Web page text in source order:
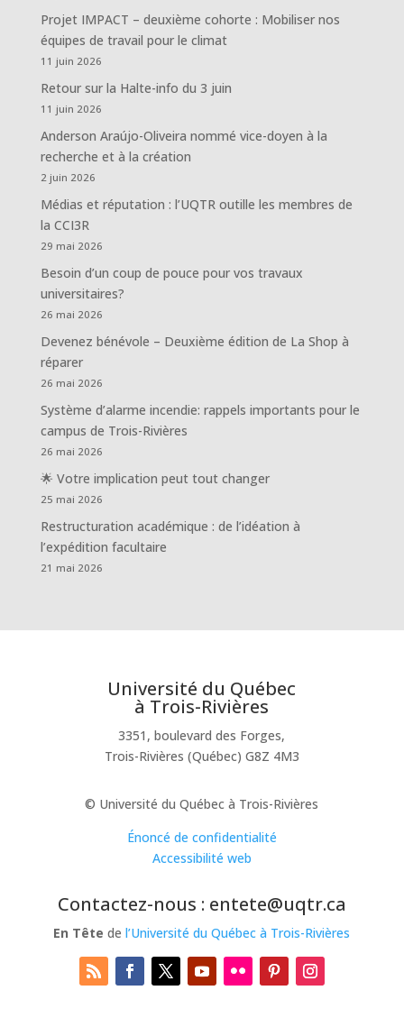
Projet IMPACT – deuxième cohorte : Mobiliser nos
équipes de travail pour le climat
11 juin 2026
Retour sur la Halte-info du 3 juin
11 juin 2026
Anderson Araújo-Oliveira nommé vice-doyen à la
recherche et à la création
2 juin 2026
Médias et réputation : l’UQTR outille les membres de
la CCI3R
29 mai 2026
Besoin d’un coup de pouce pour vos travaux
universitaires?
26 mai 2026
Devenez bénévole – Deuxième édition de La Shop à
réparer
26 mai 2026
Système d’alarme incendie: rappels importants pour le
campus de Trois-Rivières
26 mai 2026
🌟 Votre implication peut tout changer
25 mai 2026
Restructuration académique : de l’idéation à
l’expédition facultaire
21 mai 2026
Université du Québec
à Trois-Rivières
3351, boulevard des Forges,
Trois-Rivières (Québec) G8Z 4M3
© Université du Québec à Trois-Rivières
Énoncé de confidentialité
Accessibilité web
Contactez-nous : entete@uqtr.ca
En Tête del’Université du Québec à Trois-Rivières